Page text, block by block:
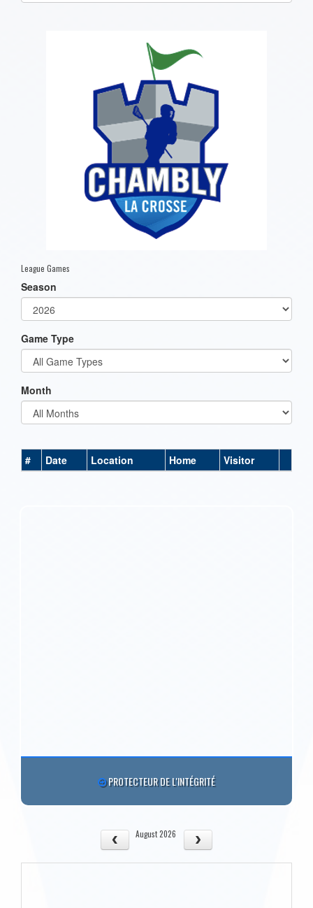
League Games
Season
Game Type
Month
# Date Location Home Visitor
PROTECTEUR DE L'INTÉGRITÉ
August 2026